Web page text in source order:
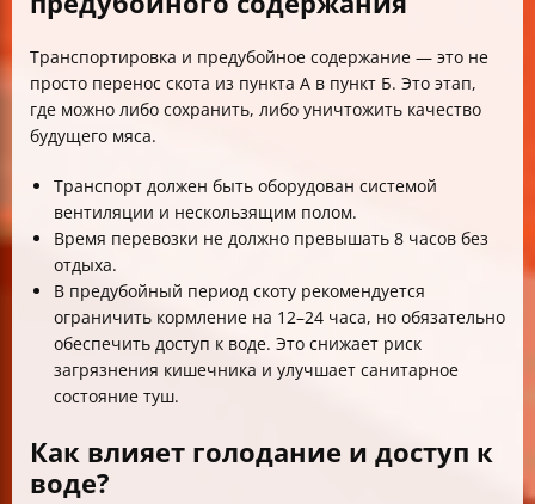
Транспортировка и предубойное содержание — это не
просто перенос скота из пункта А в пункт Б. Это этап,
где можно либо сохранить, либо уничтожить качество
будущего мяса.
Транспорт должен быть оборудован системой
вентиляции и нескользящим полом.
Время перевозки не должно превышать 8 часов без
отдыха.
В предубойный период скоту рекомендуется
ограничить кормление на 12–24 часа, но обязательно
обеспечить доступ к воде. Это снижает риск
загрязнения кишечника и улучшает санитарное
состояние туш.
Как влияет голодание и доступ к
воде?